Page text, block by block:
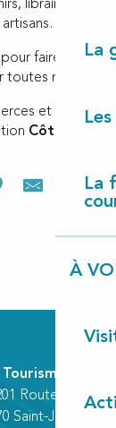
La
La
À
librairies,
faire du
toutes nos
et
Côte
Naturopathie
Route des Lacs
Saint-Julien-en-